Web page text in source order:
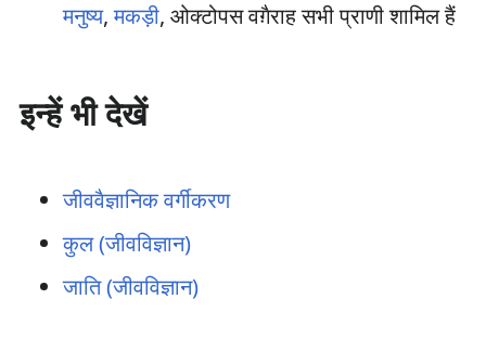
मनुष्य,मकड़ी, ओक्टोपस वग़ैराह सभी प्राणी शामिल हैं
इन्हें भी देखें
जीववैज्ञानिक वर्गीकरण
कुल (जीवविज्ञान)
जाति (जीवविज्ञान)